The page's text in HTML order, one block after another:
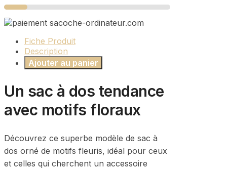
Fiche Produit
Description
Ajouter au panier
Un sac à dos tendance
avec motifs floraux
Découvrez ce superbe modèle de sac à
dos orné de motifs fleuris, idéal pour ceux
et celles qui cherchent un accessoire